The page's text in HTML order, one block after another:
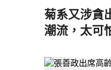
菊系又涉貪
潮流，太可